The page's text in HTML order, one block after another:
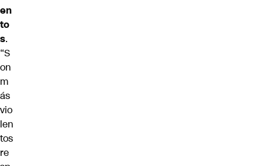
en
to
s.
“S
on
m
ás
vio
len
tos
re